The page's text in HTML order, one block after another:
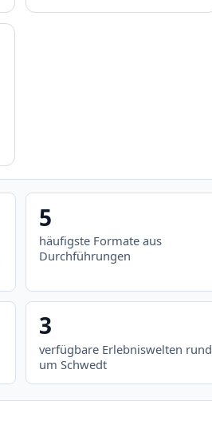
5
häufigste Formate aus
Durchführungen
3
verfügbare Erlebniswelten rund
um Schwedt